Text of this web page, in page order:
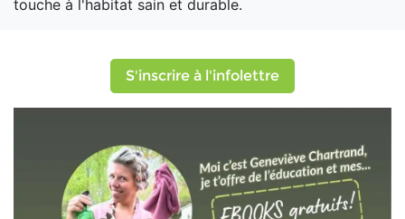
touche à l'habitat sain et durable.
S'inscrire à l'infolettre